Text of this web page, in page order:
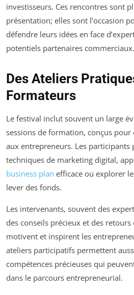
investisseurs. Ces rencontres sont
présentation; elles sont l’occasion
défendre leurs idées en face
potentiels partenaires commerciaux.
Des Ateliers
Formateurs
Le festival inclut souvent un large
sessions de formation, conçus
aux entrepreneurs. Les participants
techniques de marketing digital,
business plan efficace ou explorer
lever des fonds.
Les intervenants, souvent des
des conseils précieux et des retours
motivent et inspirent les
ateliers participatifs permettent
compétences précieuses qui
dans le parcours entrepreneurial.